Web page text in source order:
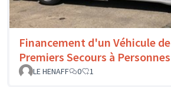
Financement d'un Véhicule de
Premiers Secours à Personnes
LE HENAFF
0 1